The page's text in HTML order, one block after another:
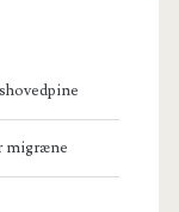
migræne